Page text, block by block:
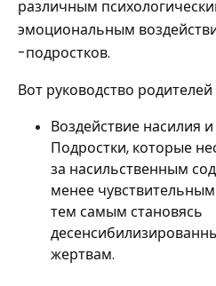
различным
эмоциональным
-подростков.
Вот руководство
Воздействие насилия
Подростки, которые
за насильственным
менее
тем самым становясь
жертвам.